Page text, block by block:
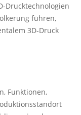
Drucktechnologien
führen,
3D-Druck
Funktionen,